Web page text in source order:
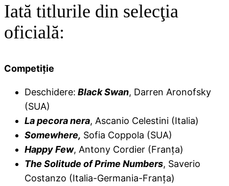
Iată titlurile din selecţia
oficială:
Competiție
Deschidere: Black Swan, Darren Aronofsky
(SUA)
La pecora nera, Ascanio Celestini (Italia)
Somewhere, Sofia Coppola (SUA)
Happy Few, Antony Cordier (Franţa)
The Solitude of Prime Numbers, Saverio
Costanzo (Italia-Germania-Franţa)